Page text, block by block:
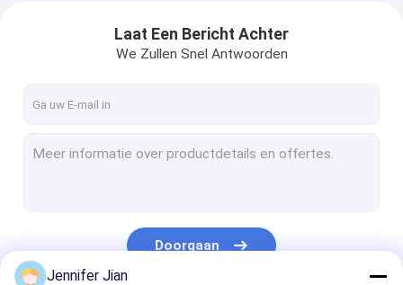
Dubbellusdraad
Laat Een Bericht Achter
We Zullen Snel Antwoorden
Doorgaan
Jennifer Jian